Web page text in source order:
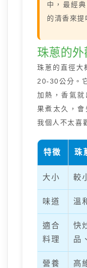
中，最經
的清香來提
珠蔥的
珠蔥的直徑大
20-30公分。
加熱，香氣
果煮太久，
我個人不太喜
特徵 珠
大小 較
味道 溫
適合
料理
快
品
營養
高